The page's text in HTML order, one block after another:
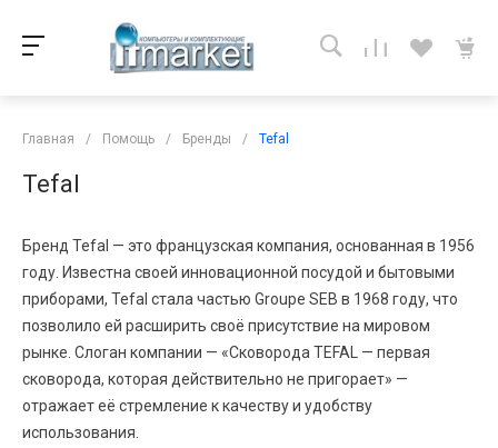
Главная / Помощь / Бренды / Tefal
Tefal
Бренд Tefal — это французская компания, основанная в 1956
году. Известна своей инновационной посудой и бытовыми
приборами, Tefal стала частью Groupe SEB в 1968 году, что
позволило ей расширить своё присутствие на мировом
рынке. Слоган компании — «Сковорода TEFAL — первая
сковорода, которая действительно не пригорает» —
отражает её стремление к качеству и удобству
использования.